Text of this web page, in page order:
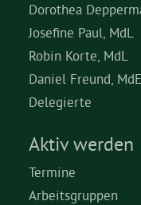
Dorothea
Josefine Paul, MdL
Robin Korte, MdL
Daniel Freund,
Delegierte
Aktiv werden
Termine
Arbeitsgruppen